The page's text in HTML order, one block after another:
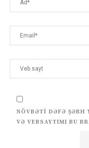
NÖVBƏTI DƏFƏ ŞƏRH
VƏ VEBSAYTIMI BU